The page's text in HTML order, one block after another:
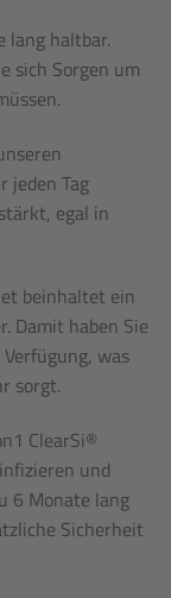
lang haltbar.
sich Sorgen um
jeden Tag
egal in
beinhaltet ein
Damit haben Sie
was
sorgt.
ClearSi®
und
6 Monate lang
Sicherheit